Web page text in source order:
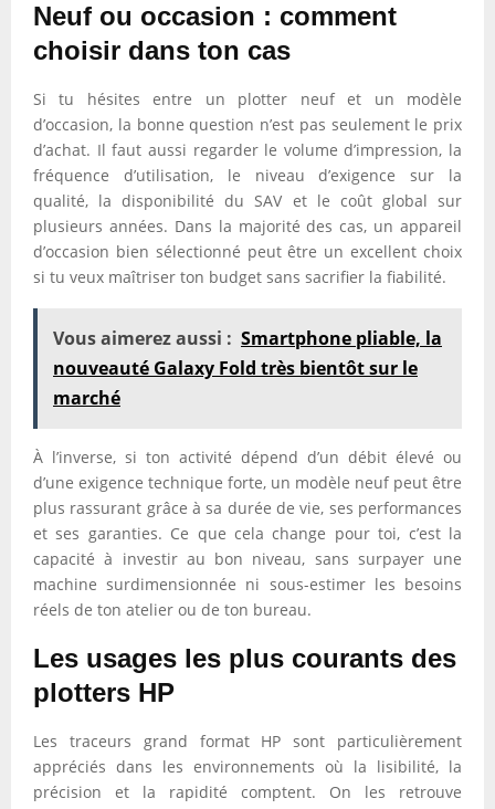
Neuf ou occasion : comment
choisir dans ton cas
Si tu hésites entre un plotter neuf et un modèle
d’occasion, la bonne question n’est pas seulement le prix
d’achat. Il faut aussi regarder le volume d’impression, la
fréquence d’utilisation, le niveau d’exigence sur la
qualité, la disponibilité du SAV et le coût global sur
plusieurs années. Dans la majorité des cas, un appareil
d’occasion bien sélectionné peut être un excellent choix
si tu veux maîtriser ton budget sans sacrifier la fiabilité.
Vous aimerez aussi : Smartphone pliable, la
nouveauté Galaxy Fold très bientôt sur le
marché
À l’inverse, si ton activité dépend d’un débit élevé ou
d’une exigence technique forte, un modèle neuf peut être
plus rassurant grâce à sa durée de vie, ses performances
et ses garanties. Ce que cela change pour toi, c’est la
capacité à investir au bon niveau, sans surpayer une
machine surdimensionnée ni sous-estimer les besoins
réels de ton atelier ou de ton bureau.
Les usages les plus courants des
plotters HP
Les traceurs grand format HP sont particulièrement
appréciés dans les environnements où la lisibilité, la
précision et la rapidité comptent. On les retrouve